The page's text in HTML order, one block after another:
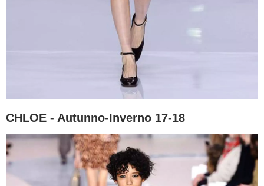
CHLOE - Autunno-Inverno 17-18